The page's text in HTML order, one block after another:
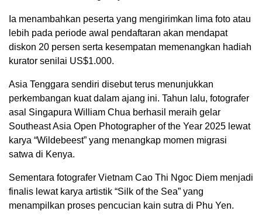
Ia menambahkan peserta yang mengirimkan lima foto atau
lebih pada periode awal pendaftaran akan mendapat
diskon 20 persen serta kesempatan memenangkan hadiah
kurator senilai US$1.000.
Asia Tenggara sendiri disebut terus menunjukkan
perkembangan kuat dalam ajang ini. Tahun lalu, fotografer
asal Singapura William Chua berhasil meraih gelar
Southeast Asia Open Photographer of the Year 2025 lewat
karya “Wildebeest” yang menangkap momen migrasi
satwa di Kenya.
Sementara fotografer Vietnam Cao Thi Ngoc Diem menjadi
finalis lewat karya artistik “Silk of the Sea” yang
menampilkan proses pencucian kain sutra di Phu Yen.